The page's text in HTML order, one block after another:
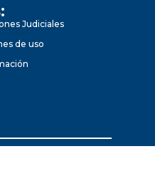
Judiciales
de uso